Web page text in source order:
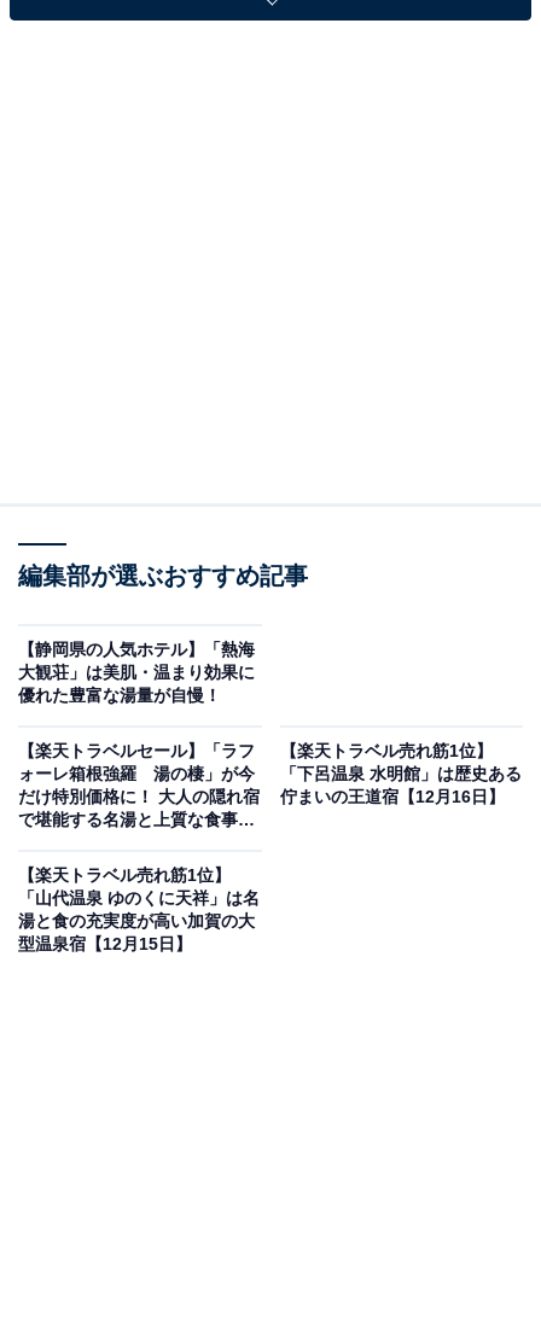
オールアバウトに還元されることがあります。
ｒｔ」は現在特別価格で宿泊可能です。
楽天トラベルでホテルを見る
編集部が選ぶおすすめ記事
【静岡県の人気ホテル】「熱海
大観荘」は美肌・温まり効果に
優れた豊富な湯量が自慢！
【楽天トラベルセール】「ラフ
ォーレ箱根強羅 湯の棲」が今
だけ特別価格に！ 大人の隠れ宿
で堪能する名湯と上質な食事
【楽天トラベル売れ筋1位】
「下呂温泉 水明館」は歴史ある
佇まいの王道宿【12月16日】
【楽天トラベル売れ筋1位】
「山代温泉 ゆのくに天祥」は名
湯と食の充実度が高い加賀の大
型温泉宿【12月15日】